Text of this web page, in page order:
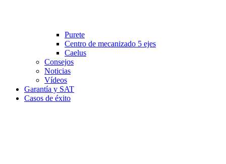
Purete
Centro de mecanizado 5 ejes
Caelus
Consejos
Noticias
Vídeos
Garantía y SAT
Casos de éxito